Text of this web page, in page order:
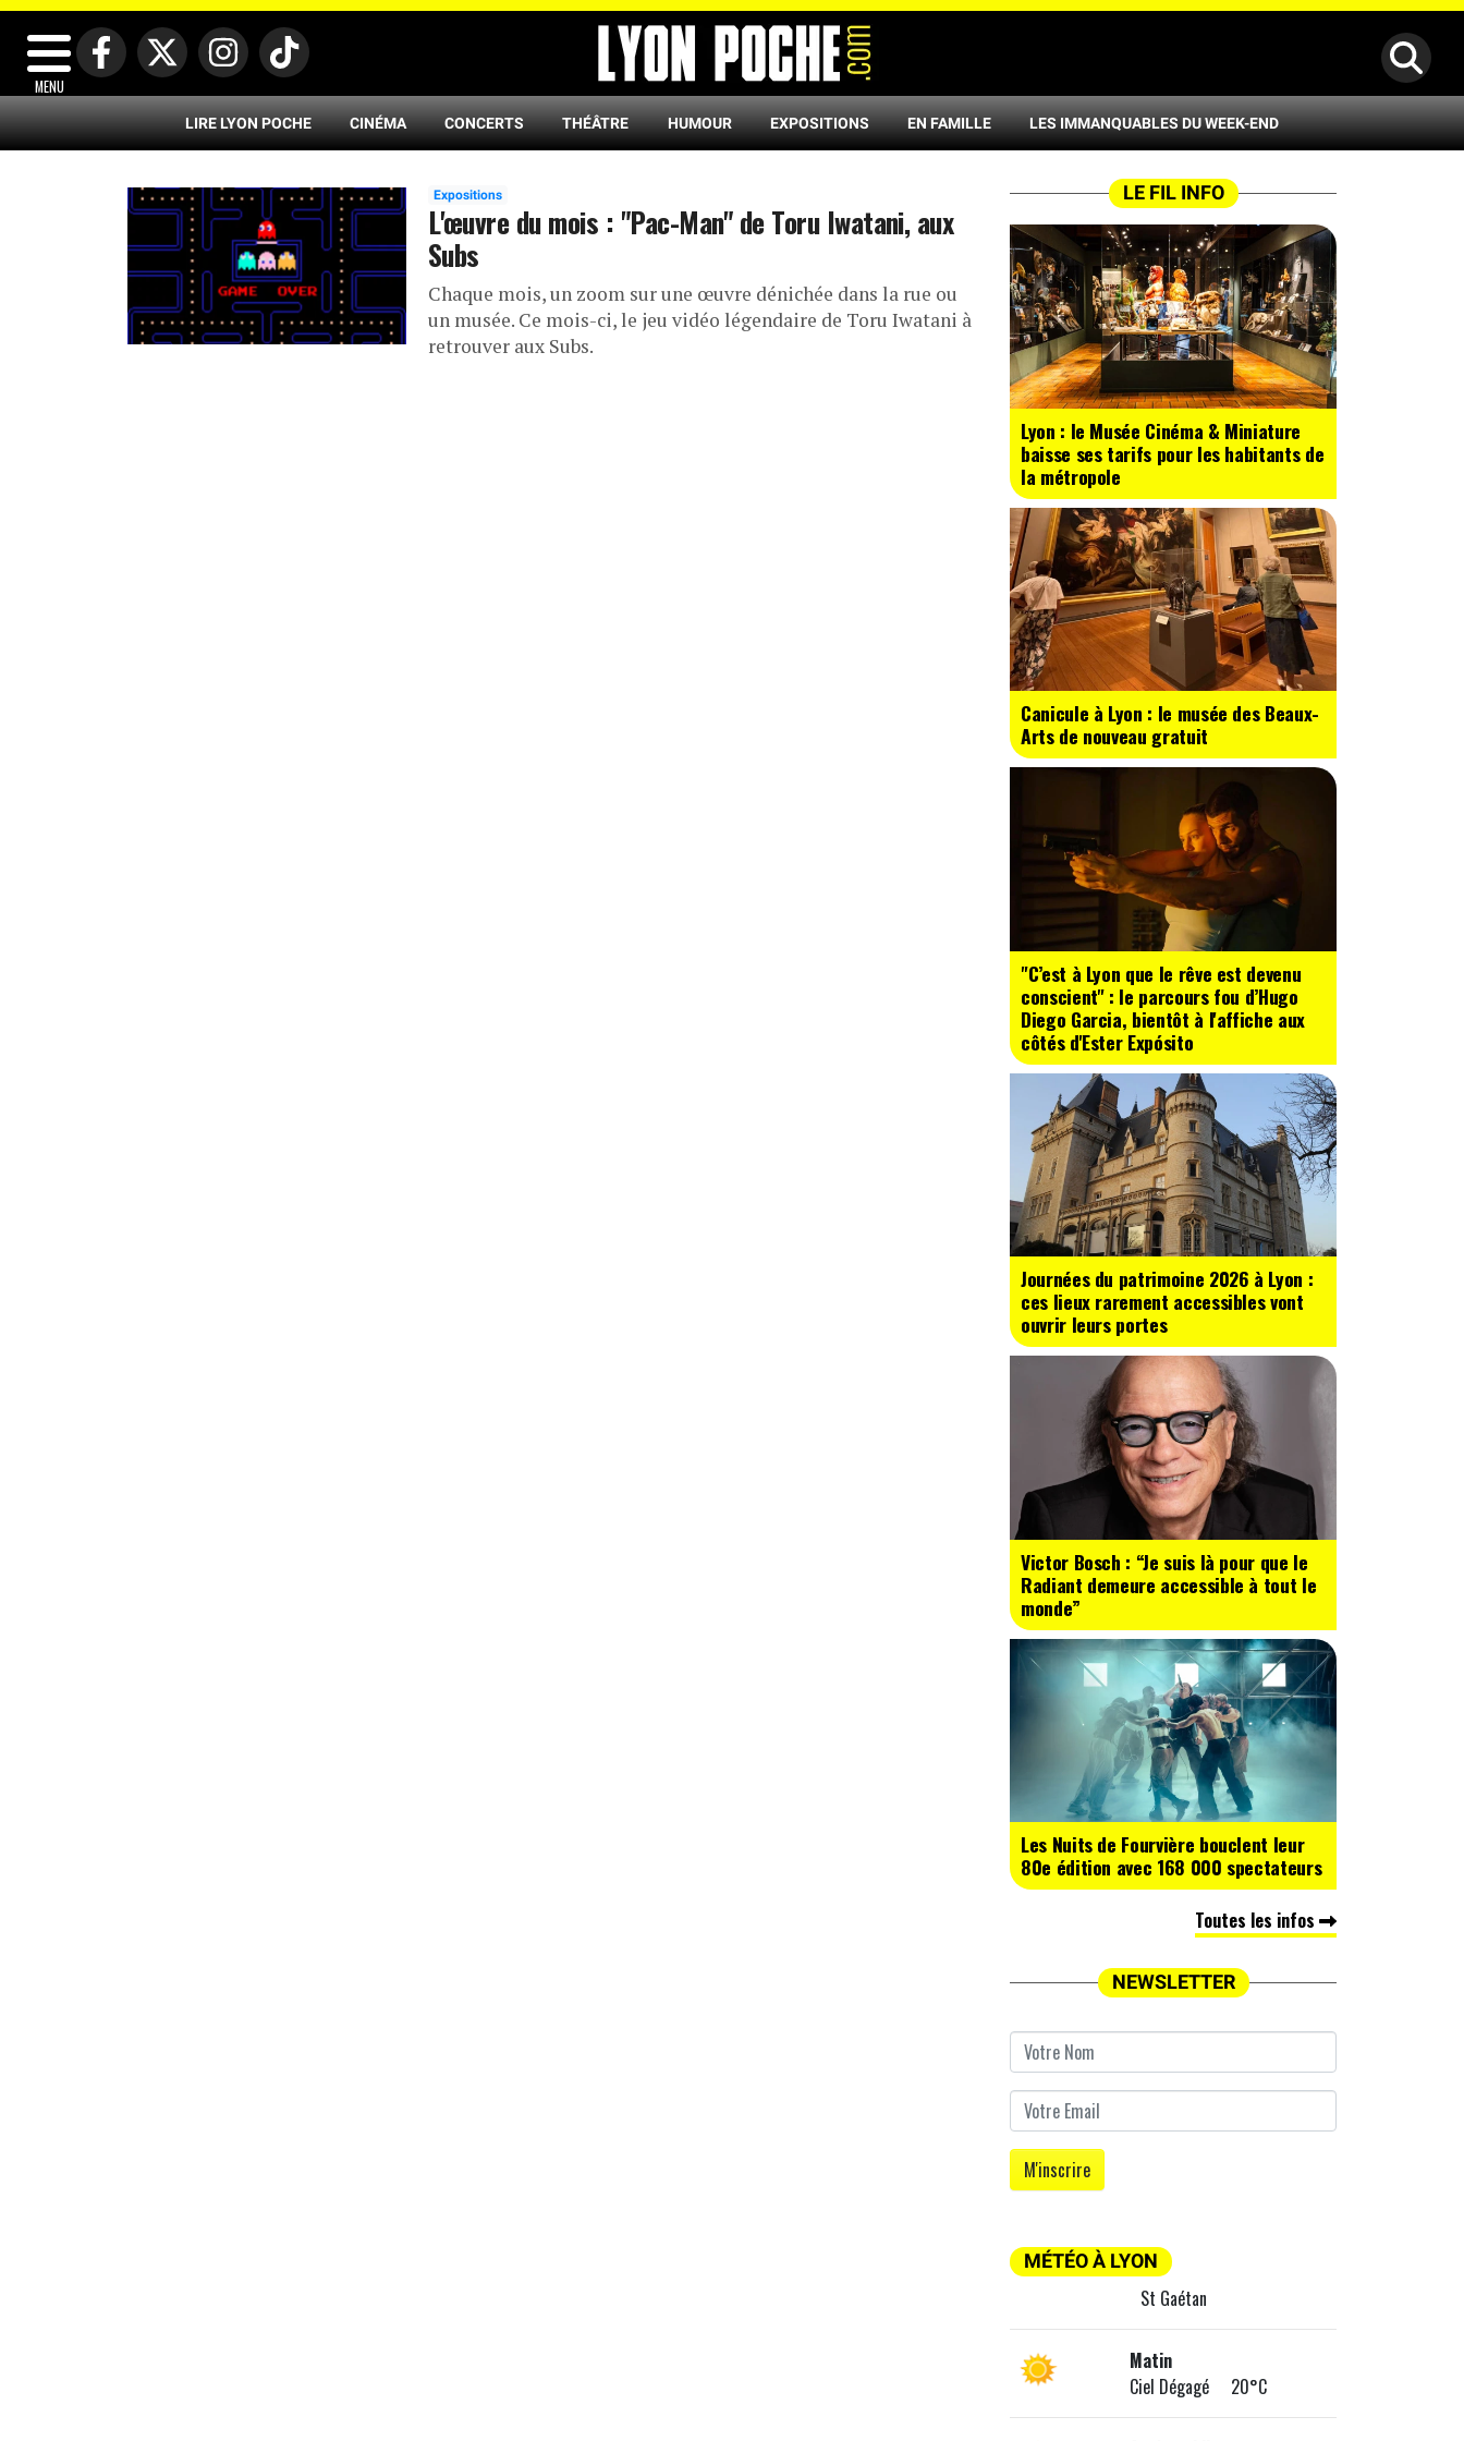
MENU
LIRE LYON POCHE CINÉMA CONCERTS THÉÂTRE HUMOUR EXPOSITIONS EN FAMILLE LES IMMANQUABLES DU WEEK-END
Expositions
L'œuvre du mois : "Pac-Man" de Toru Iwatani, aux
Subs
Chaque mois, un zoom sur une œuvre dénichée dans la rue ou
un musée. Ce mois-ci, le jeu vidéo légendaire de Toru Iwatani à
retrouver aux Subs.
LE FIL INFO
Lyon : le Musée Cinéma & Miniature
baisse ses tarifs pour les habitants de
la métropole
Canicule à Lyon : le musée des Beaux-
Arts de nouveau gratuit
"C’est à Lyon que le rêve est devenu
conscient" : le parcours fou d’Hugo
Diego Garcia, bientôt à l'affiche aux
côtés d'Ester Expósito
Journées du patrimoine 2026 à Lyon :
ces lieux rarement accessibles vont
ouvrir leurs portes
Victor Bosch : “Je suis là pour que le
Radiant demeure accessible à tout le
monde”
Les Nuits de Fourvière bouclent leur
80e édition avec 168 000 spectateurs
Toutes les infos
NEWSLETTER
MÉTÉO À LYON
St Gaétan
Matin
Ciel Dégagé 20°C